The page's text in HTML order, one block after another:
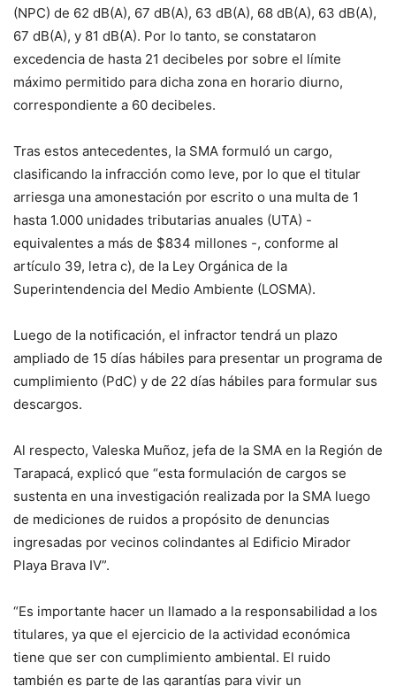
(NPC) de 62 dB(A), 67 dB(A), 63 dB(A), 68 dB(A), 63 dB(A),
67 dB(A), y 81 dB(A). Por lo tanto, se constataron
excedencia de hasta 21 decibeles por sobre el límite
máximo permitido para dicha zona en horario diurno,
correspondiente a 60 decibeles.
Tras estos antecedentes, la SMA formuló un cargo,
clasificando la infracción como leve, por lo que el titular
arriesga una amonestación por escrito o una multa de 1
hasta 1.000 unidades tributarias anuales (UTA) -
equivalentes a más de $834 millones -, conforme al
artículo 39, letra c), de la Ley Orgánica de la
Superintendencia del Medio Ambiente (LOSMA).
Luego de la notificación, el infractor tendrá un plazo
ampliado de 15 días hábiles para presentar un programa de
cumplimiento (PdC) y de 22 días hábiles para formular sus
descargos.
Al respecto, Valeska Muñoz, jefa de la SMA en la Región de
Tarapacá, explicó que “esta formulación de cargos se
sustenta en una investigación realizada por la SMA luego
de mediciones de ruidos a propósito de denuncias
ingresadas por vecinos colindantes al Edificio Mirador
Playa Brava IV”.
“Es importante hacer un llamado a la responsabilidad a los
titulares, ya que el ejercicio de la actividad económica
tiene que ser con cumplimiento ambiental. El ruido
también es parte de las garantías para vivir un